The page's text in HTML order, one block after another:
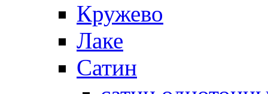
Кружево
Лаке
Сатин